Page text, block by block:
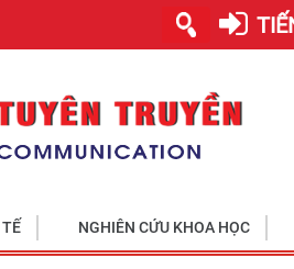
NGHIÊN CỨU KHOA HỌC